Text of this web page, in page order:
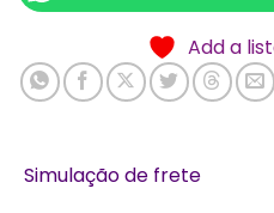
Add a
Simulação de frete